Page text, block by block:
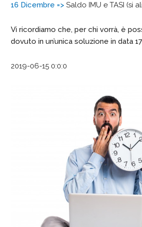
16 Dicembre => Saldo IMU e TASI (si
Vi ricordiamo che, per chi vorrà, è
dovuto in un’unica soluzione in data
2019-06-15 0:0:0